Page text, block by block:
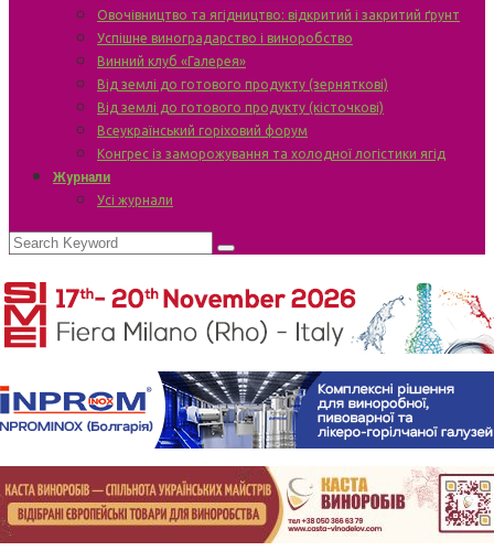
Овочівництво та ягідництво: відкритий і закритий ґрунт
Успішне виноградарство і виноробство
Винний клуб «Галерея»
Від землі до готового продукту (зерняткові)
Від землі до готового продукту (кісточкові)
Всеукраїнський горіховий форум
Конгрес із заморожування та холодної логістики ягід
Журнали
Усі журнали